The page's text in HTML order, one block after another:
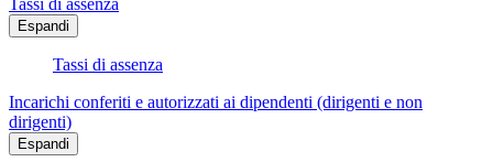
Espandi
Tassi di assenza
Incarichi conferiti e autorizzati ai dipendenti (dirigenti e non
dirigenti)
Espandi